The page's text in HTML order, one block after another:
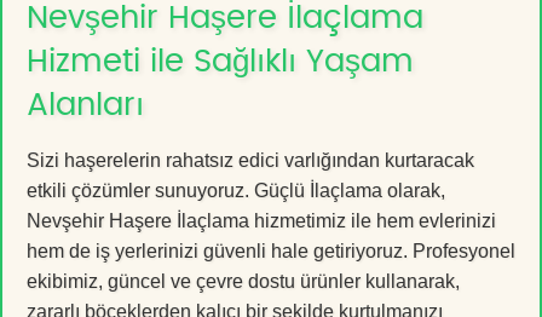
Nevşehir Haşere İlaçlama
Hizmeti ile Sağlıklı Yaşam
Alanları
Sizi haşerelerin rahatsız edici varlığından kurtaracak
etkili çözümler sunuyoruz. Güçlü İlaçlama olarak,
Nevşehir Haşere İlaçlama hizmetimiz ile hem evlerinizi
hem de iş yerlerinizi güvenli hale getiriyoruz. Profesyonel
ekibimiz, güncel ve çevre dostu ürünler kullanarak,
zararlı böceklerden kalıcı bir şekilde kurtulmanızı